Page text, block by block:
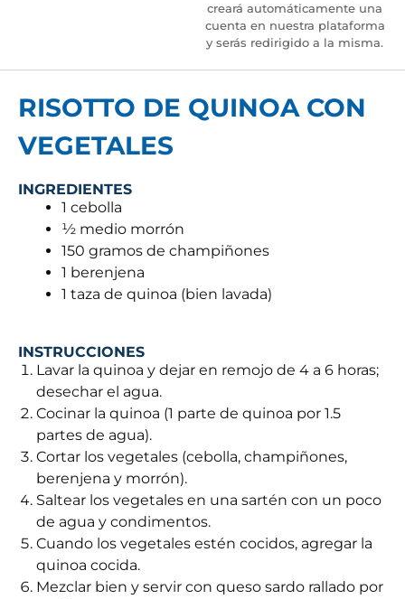
creará automáticamente una
cuenta en nuestra plataforma
y serás redirigido a la misma.
RISOTTO DE QUINOA CON
VEGETALES
INGREDIENTES
1 cebolla
½ medio morrón
150 gramos de champiñones
1 berenjena
1 taza de quinoa (bien lavada)
INSTRUCCIONES
Lavar la quinoa y dejar en remojo de 4 a 6 horas;
desechar el agua.
Cocinar la quinoa (1 parte de quinoa por 1.5
partes de agua).
Cortar los vegetales (cebolla, champiñones,
berenjena y morrón).
Saltear los vegetales en una sartén con un poco
de agua y condimentos.
Cuando los vegetales estén cocidos, agregar la
quinoa cocida.
Mezclar bien y servir con queso sardo rallado por